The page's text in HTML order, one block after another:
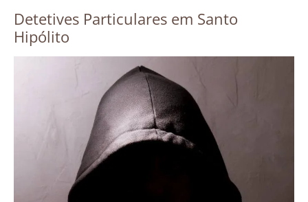
Detetives Particulares em Santo
Hipólito